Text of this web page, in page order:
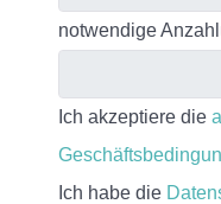
notwendige
Ich akzeptiere die
Ich habe die